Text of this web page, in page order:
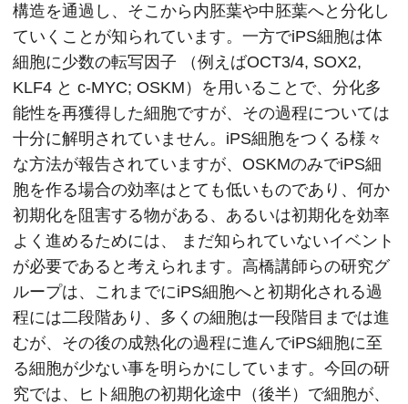
構造を通過し、そこから内胚葉や中胚葉へと分化し
ていくことが知られています。一方でiPS細胞は体
細胞に少数の転写因子 （例えばOCT3/4, SOX2,
KLF4 と c-MYC; OSKM）を用いることで、分化多
能性を再獲得した細胞ですが、その過程については
十分に解明されていません。iPS細胞をつくる様々
な方法が報告されていますが、OSKMのみでiPS細
胞を作る場合の効率はとても低いものであり、何か
初期化を阻害する物がある、あるいは初期化を効率
よく進めるためには、 まだ知られていないイベント
が必要であると考えられます。高橋講師らの研究グ
ループは、これまでにiPS細胞へと初期化される過
程には二段階あり、多くの細胞は一段階目までは進
むが、その後の成熟化の過程に進んでiPS細胞に至
る細胞が少ない事を明らかにしています。今回の研
究では、ヒト細胞の初期化途中（後半）で細胞が、